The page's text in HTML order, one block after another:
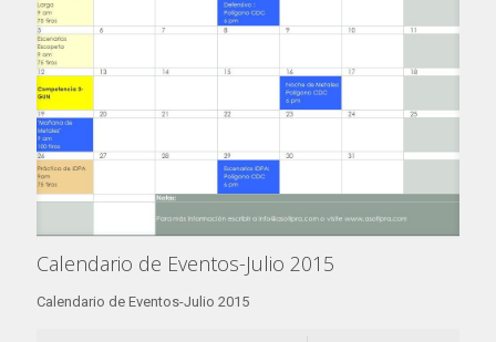
Calendario de Eventos-Julio 2015
Calendario de Eventos-Julio 2015